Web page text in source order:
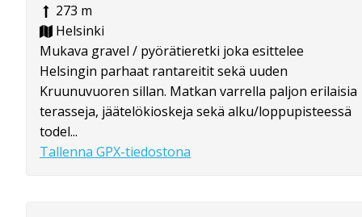
273 m
Helsinki
Mukava gravel / pyörätieretki joka esittelee
Helsingin parhaat rantareitit sekä uuden
Kruunuvuoren sillan. Matkan varrella paljon erilaisia
terasseja, jäätelökioskeja sekä alku/loppupisteessä
todel...
Tallenna GPX-tiedostona